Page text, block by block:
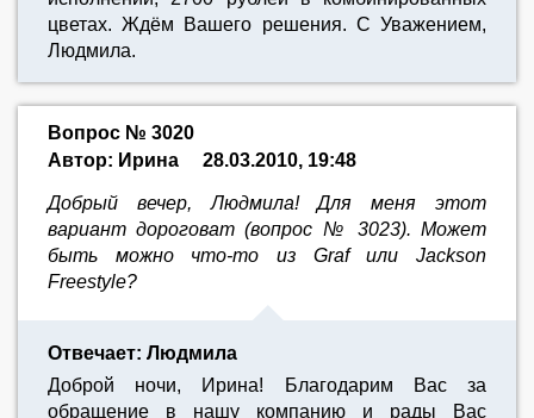
цветах. Ждём Вашего решения. С Уважением,
Людмила.
Вопрос № 3020
Автор: Ирина
28.03.2010, 19:48
Добрый вечер, Людмила! Для меня этот
вариант дороговат (вопрос № 3023). Может
быть можно что-то из Graf или Jackson
Freestyle?
Отвечает: Людмила
Доброй ночи, Ирина! Благодарим Вас за
обращение в нашу компанию и рады Вас